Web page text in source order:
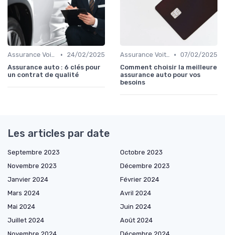
Assurance Voiture •
24/02/2025
Assurance auto : 6 clés pour
un contrat de qualité
Assurance Voiture • 07/02/2025
Comment choisir la meilleure
assurance auto pour vos
besoins
Les articles par date
Septembre 2023
Octobre 2023
Novembre 2023
Décembre 2023
Janvier 2024
Février 2024
Mars 2024
Avril 2024
Mai 2024
Juin 2024
Juillet 2024
Août 2024